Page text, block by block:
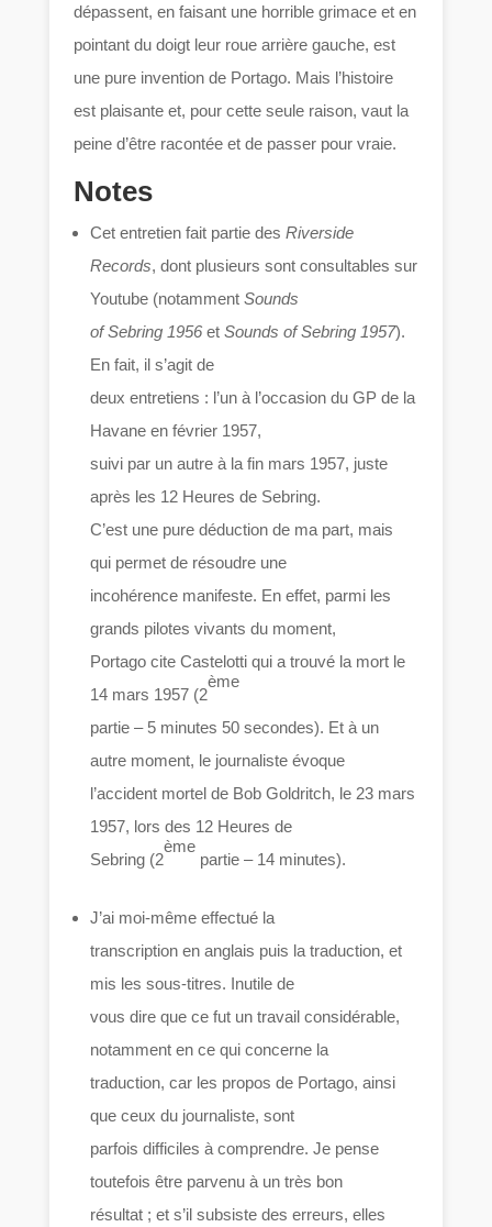
dépassent, en faisant une horrible grimace et en
pointant du doigt leur roue arrière gauche, est
une pure invention de Portago. Mais l’histoire
est plaisante et, pour cette seule raison, vaut la
peine d’être racontée et de passer pour vraie.
Notes
Cet entretien fait partie desRiverside
Records, dont plusieurs sont consultables sur
Youtube (notammentSounds
of Sebring 1956 etSounds of Sebring 1957).
En fait, il s’agit de
deux entretiens : l’un à l’occasion du GP de la
Havane en février 1957,
suivi par un autre à la fin mars 1957, juste
après les 12 Heures de Sebring.
C’est une pure déduction de ma part, mais
qui permet de résoudre une
incohérence manifeste. En effet, parmi les
grands pilotes vivants du moment,
Portago cite Castelotti qui a trouvé la mort le
14 mars 1957 (2
ème
partie – 5 minutes 50 secondes). Et à un
autre moment, le journaliste évoque
l’accident mortel de Bob Goldritch, le 23 mars
1957, lors des 12 Heures de
Sebring (2
ème
partie – 14 minutes).
J’ai moi-même effectué la
transcription en anglais puis la traduction, et
mis les sous-titres. Inutile de
vous dire que ce fut un travail considérable,
notamment en ce qui concerne la
traduction, car les propos de Portago, ainsi
que ceux du journaliste, sont
parfois difficiles à comprendre. Je pense
toutefois être parvenu à un très bon
résultat ; et s’il subsiste des erreurs, elles